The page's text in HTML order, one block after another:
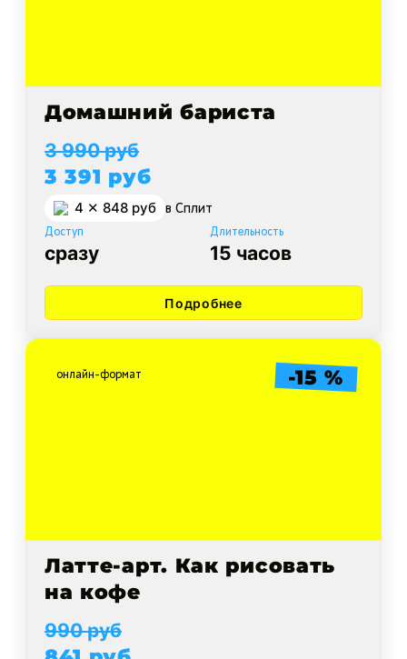
Домашний бариста
3 990 руб
3 391 руб
4 ✕ 848 руб в Cплит
Доступ
сразу
Длительность
15 часов
Подробнее
онлайн-формат -15 %
Латте-арт. Как рисовать
на кофе
990 руб